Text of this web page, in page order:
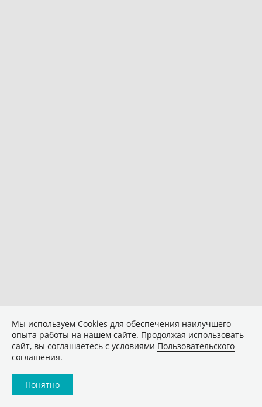
Мы используем Сookies для обеспечения наилучшего
опыта работы на нашем сайте. Продолжая использовать
сайт, вы соглашаетесь с условиями Пользовательского
соглашения.
Понятно